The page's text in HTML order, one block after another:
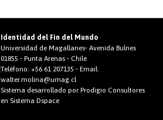
Identidad del Fin del Mundo
Universidad de Magallanes• Avenida Bulnes
01855 • Punta Arenas • Chile
Teléfono:+56 61 207135 • Email:
walter.molina@umag.cl
Sistema desarrollado por Prodigio Consultores
en Sistema Dspace